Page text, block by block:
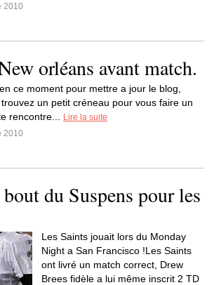
2010
orléans avant match.
ce moment pour mettre a jour le blog,
un petit créneau pour vous faire un
rencontre...
Lire la suite
2010
du Suspens pour les
Les Saints jouait lors du Monday
Night a San Francisco !Les Saints
ont livré un match correct, Drew
Brees fidèle a lui même inscrit 2 TD